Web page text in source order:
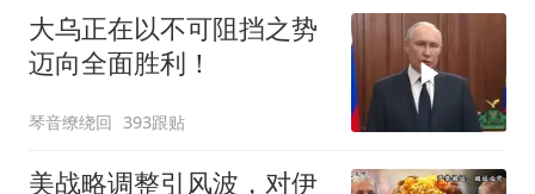
大乌正在以不可阻挡之势
迈向全面胜利！
琴音缭绕回 393跟贴
美战略调整引风波，对伊